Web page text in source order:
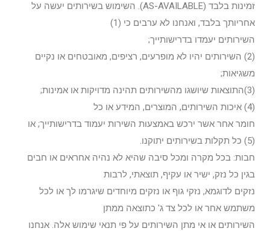
זמינות בלבד (AS-AVAILABLE). השימוש בשירותים יעשה על
אחריותך בלבד, ואנחנו לא ערבים כי (1)
השירותים יעמדו בדרישותייך;
(2) השירותים יהיו לא מופרעים, רציפים, מאובטחים או נקיים
משגיאות;
(3)התוצאות שיושגו מהשירותים תהינה מדויקות או אמינות;
(4) איכות השירותים, המוצרים, המידע או כל
חומר אחר אשר ירכש באמצעות השירות יעמוד בדרישותייך; או
(5) כל תקלות בשירותים יתוקנו.
חבות: בכל מקרה ומכל סיבה שהיא לא נהיה אחראים או חבים
בגין כל נזק, ישיר או עקיף, תוצאתי, לרבות
נזקים לדוגמא, נזקי גוף או נזקים מיוחדים שיגרמו לך או לכל
משתמש אחר או לכל צד ג' כתוצאה ממתן
השירותים או אי מתן השירותים על פי תנאי שימוש אלה. אנחנו